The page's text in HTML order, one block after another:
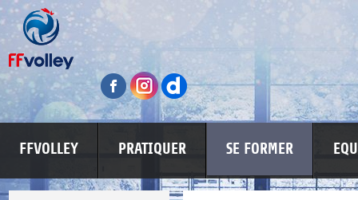
FFVOLLEY PRATIQUER SE FORMER